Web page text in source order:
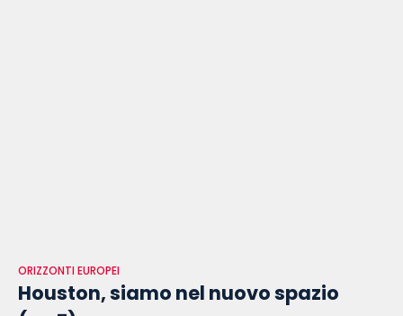
ORIZZONTI EUROPEI
Houston, siamo nel nuovo spazio